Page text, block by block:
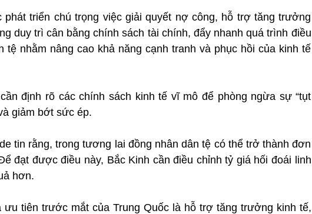
triển chú trọng việc giải quyết nợ công, hỗ trợ tăng trưởng
duy trì cân bằng chính sách tài chính, đẩy nhanh quá trình điều
tệ nhằm nâng cao khả năng cạnh tranh và phục hồi của kinh tế
định rõ các chính sách kinh tế vĩ mô để phòng ngừa sự “tụt
giảm bớt sức ép.
tin rằng, trong tương lai đồng nhân dân tệ có thể trở thành đơn
đạt được điều này, Bắc Kinh cần điều chỉnh tỷ giá hối đoái linh
hơn.
ưu tiên trước mắt của Trung Quốc là hỗ trợ tăng trưởng kinh tế,